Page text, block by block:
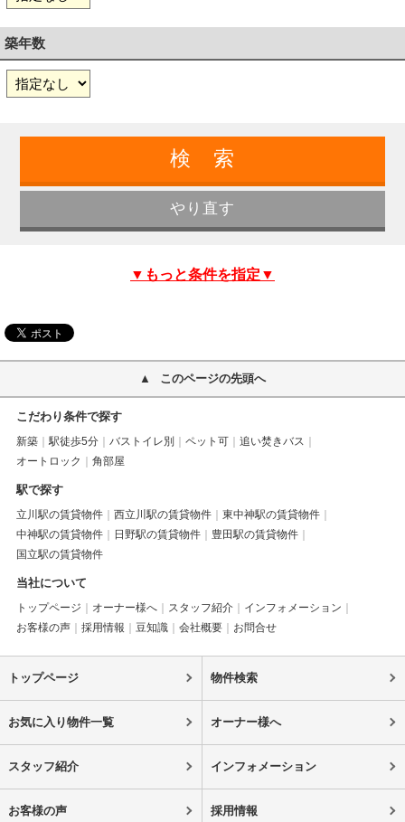
築年数
▼もっと条件を指定▼
このページの先頭へ
こだわり条件で探す
新築 駅徒歩5分 バストイレ別 ペット可
追い焚きバス
オートロック
角部屋
駅で探す
立川駅の賃貸物件 西立川駅の賃貸物件
東中神駅の賃貸物件
中神駅の賃貸物件
日野駅の賃貸物件
豊田駅の賃貸物件
国立駅の賃貸物件
当社について
トップページ オーナー様へ スタッフ紹介
インフォメーション
お客様の声
採用情報 豆知識 会社概要 お問合せ
トップページ 物件検索
お気に入り物件一覧 オーナー様へ
スタッフ紹介 インフォメーション
お客様の声 採用情報